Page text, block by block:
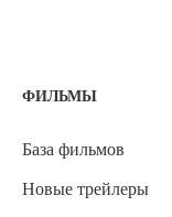
ФИЛЬМЫ
База фильмов
Новые трейлеры